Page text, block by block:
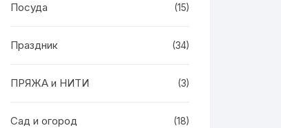
Посуда (15)
Праздник (34)
ПРЯЖА и НИТИ (3)
Сад и огород (18)